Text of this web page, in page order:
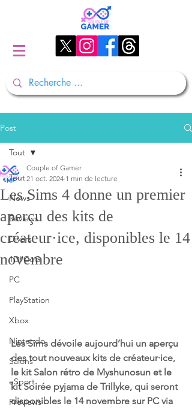
Post
Tout
News
Reviews
Divers
1D#CoG
PC
PlayStation
Xbox
Nintendo
Salons
eSport
Previews
Tout
Les Sims 4 donne un premier
aperçu des kits de
créateur·ice, disponibles le 14
novembre
Couple of Gamer
21 oct. 2024 1 min de lecture
Les Sims dévoile aujourd’hui un aperçu
des tout nouveaux kits de créateur·ice,
le kit Salon rétro de Myshunosun et le
kit Soirée pyjama de Trillyke, qui seront
disponibles le 14 novembre sur PC via